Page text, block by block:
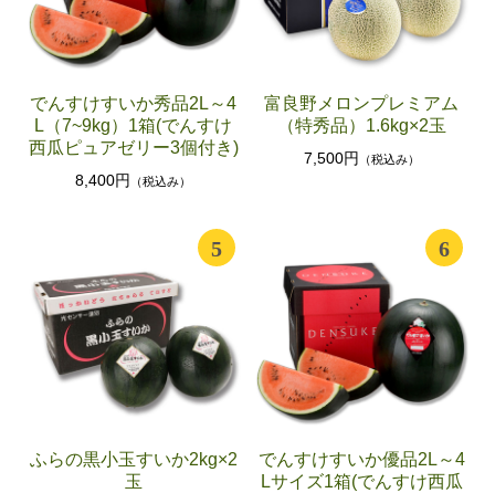
でんすけすいか秀品2L～4
L（7~9kg）1箱(でんすけ
西瓜ピュアゼリー3個付き)
8,400円 （税込み）
富良野メロンプレミアム
（特秀品）1.6kg×2玉
7,500円 （税込み）
5
ふらの黒小玉すいか2kg×2
玉
6
でんすけすいか優品2L～4
Lサイズ1箱(でんすけ西瓜